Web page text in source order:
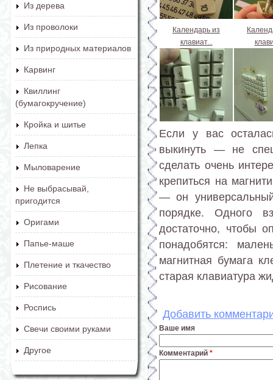
Из дерева
Из проволоки
Из природных материалов
Карвинг
Квиллинг
(бумагокручение)
Кройка и шитье
Лепка
Мыловарение
Не выбрасывай,
пригодится
Оригами
Папье-маше
Плетение и ткачество
Рисование
Роспись
Свечи своими руками
Другое
Календарь из
клавиат...
Если у вас
выкинуть — не
сделать очень
крепиться на
— он
порядке. Одного
достаточно, чтобы
понадобятся:
магнитная бумага
старая клавиатура
Добавить
Ваше имя
Комментарий *